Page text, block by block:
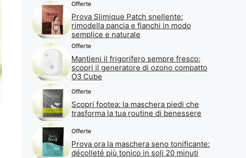
Offerte
Prova Slimique Patch snellente:
rimodella pancia e fianchi in modo
semplice e naturale
Offerte
Mantieni il frigorifero sempre fresco:
scopri il generatore di ozono compatto
O3 Cube
Offerte
Scopri footea: la maschera piedi che
trasforma la tua routine di benessere
Offerte
Prova ora la maschera seno tonificante:
décolleté più tonico in soli 20 minuti